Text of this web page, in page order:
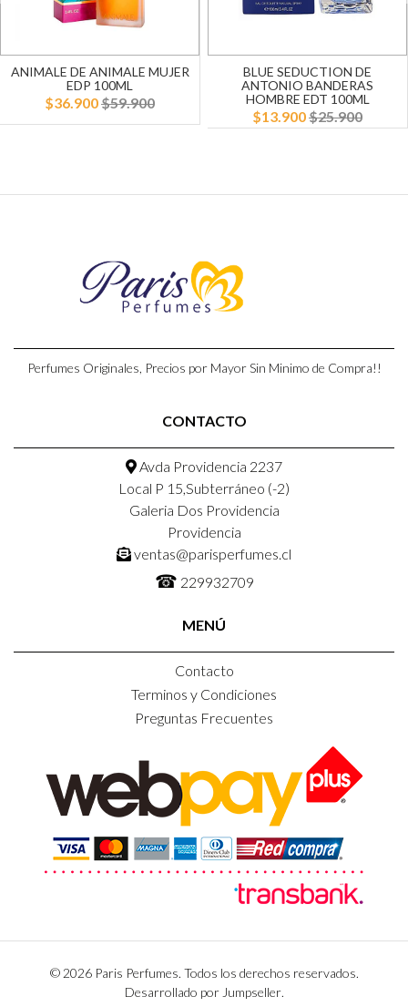
ANIMALE DE ANIMALE MUJER
EDP 100ML
$36.900$59.900
BLUE SEDUCTION DE
ANTONIO BANDERAS
HOMBRE EDT 100ML
$13.900$25.900
Perfumes Originales, Precios por Mayor Sin Minimo de Compra!!
CONTACTO
Avda Providencia 2237
Local P 15,Subterráneo (-2)
Galeria Dos Providencia
Providencia
ventas@parisperfumes.cl
☎ 229932709
MENÚ
Contacto
Terminos y Condiciones
Preguntas Frecuentes
© 2026 Paris Perfumes. Todos los derechos reservados.
Desarrollado por Jumpseller.